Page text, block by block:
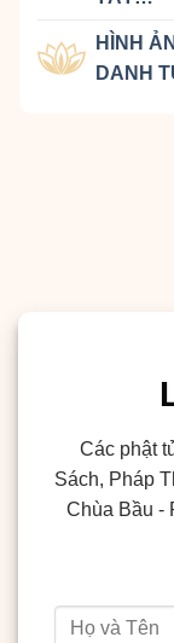
HÌNH
DANH
Các phật
Sách, Pháp
Chùa Bầu -